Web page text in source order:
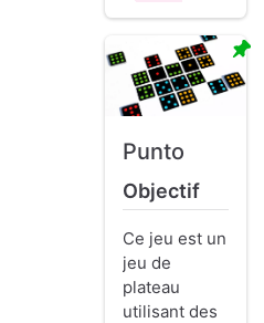
Punto
Objectif
Ce jeu est un
jeu de
plateau
utilisant des